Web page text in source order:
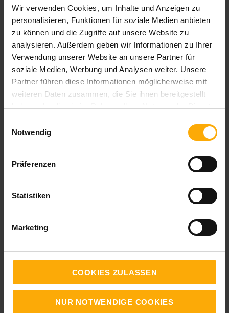
Wir verwenden Cookies, um Inhalte und Anzeigen zu
personalisieren, Funktionen für soziale Medien anbieten
zu können und die Zugriffe auf unsere Website zu
analysieren. Außerdem geben wir Informationen zu Ihrer
Verwendung unserer Website an unsere Partner für
soziale Medien, Werbung und Analysen weiter. Unsere
Partner führen diese Informationen möglicherweise mit
weiteren Daten zusammen, die Sie ihnen bereitgestellt
Notwendig
Präferenzen
Statistiken
Marketing
COOKIES ZULASSEN
NUR NOTWENDIGE COOKIES
Themen:
Inbound Marketing
Mit der Olark Integration den
Traffic optimal verwalten
Integrationspartner?Die
Live-Chat-Software